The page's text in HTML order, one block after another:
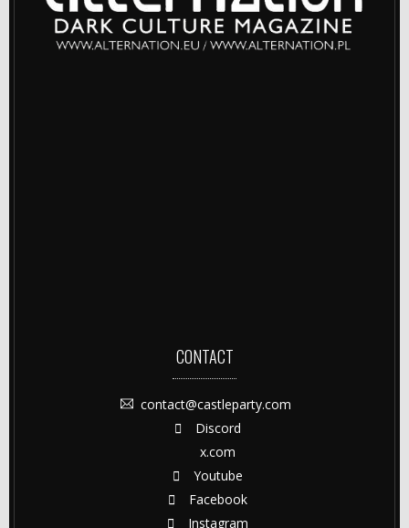
CONTACT
contact@castleparty.com
Discord
x.com
Youtube
Facebook
Instagram